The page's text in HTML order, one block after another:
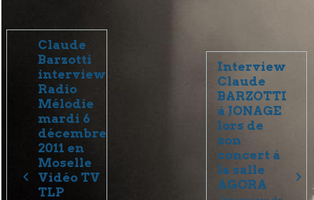
Claude
Barzotti
interview
Radio
Mélodie
mardi 6
décembre
2011 en
Moselle
Vidéo TV
TLP
Interview
Claude
BARZOTTI
à JONAGE
lors de
son
concert à
la salle
AGORA